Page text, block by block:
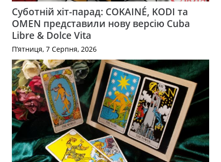
Суботній хіт-парад: COKAINÉ, KODI та
OMEN представили нову версію Cuba
Libre & Dolce Vita
П’ятниця, 7 Серпня, 2026